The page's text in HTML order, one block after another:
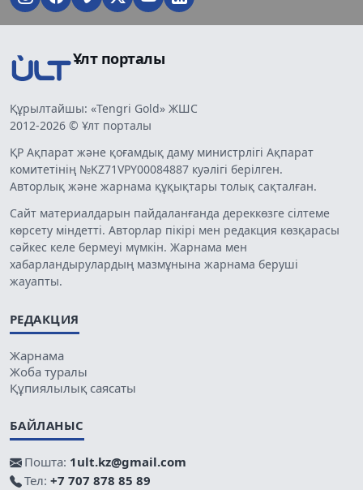
Ұлт порталы
Құрылтайшы: «Tengri Gold» ЖШС
2012-2026 © Ұлт порталы
ҚР Ақпарат және қоғамдық даму министрлігі Ақпарат
комитетінің №KZ71VPY00084887 куәлігі берілген.
Авторлық және жарнама құқықтары толық сақталған.
Сайт материалдарын пайдаланғанда дереккөзге сілтеме
көрсету міндетті. Авторлар пікірі мен редакция көзқарасы
сәйкес келе бермеуі мүмкін. Жарнама мен
хабарландырулардың мазмұнына жарнама беруші
жауапты.
РЕДАКЦИЯ
Жарнама
Жоба туралы
Құпиялылық саясаты
БАЙЛАНЫС
Пошта: 1ult.kz@gmail.com
Тел: +7 707 878 85 89